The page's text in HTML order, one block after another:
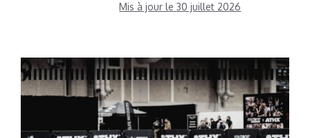
Mis à jour le30 juillet 2026